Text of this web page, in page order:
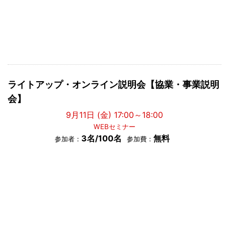
ライトアップ・オンライン説明会【協業・事業説明
会】
9月11日 (金) 17:00～18:00
WEBセミナー
参加者： 3名/100名 参加費： 無料